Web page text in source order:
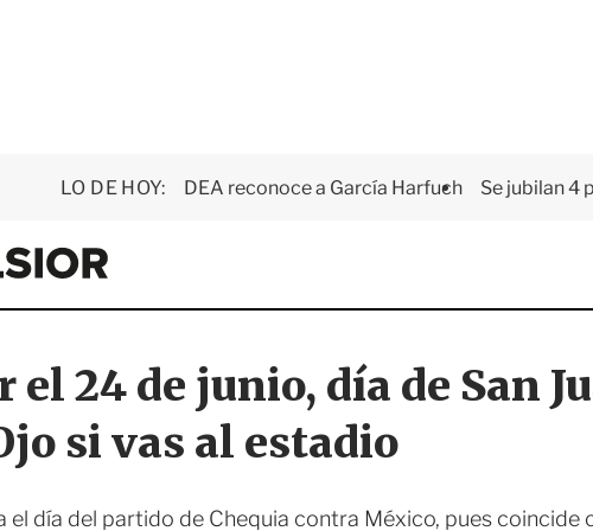
LO DE HOY: DEA reconoce a García Harfuch Se jubilan 4
E
x
e
i
o
el 24 de junio, día de San
si vas al estadio
el día del partido de Chequia contra México, pues coincide